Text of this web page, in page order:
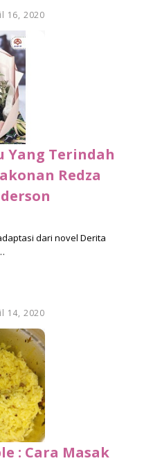
16, 2020
Yang Terindah
Redza
dari novel Derita
14, 2020
: Cara Masak